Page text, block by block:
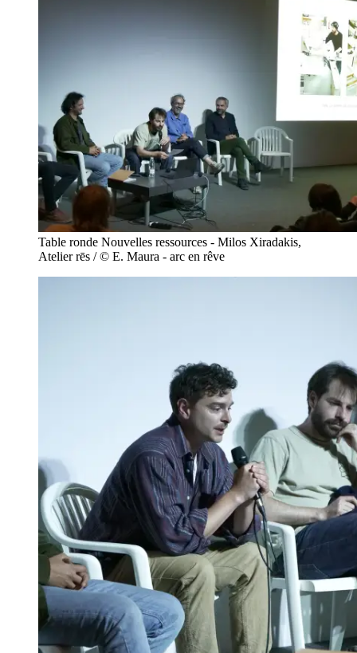
Table ronde Nouvelles ressources - Milos Xiradakis,
Atelier rēs / © E. Maura - arc en rêve